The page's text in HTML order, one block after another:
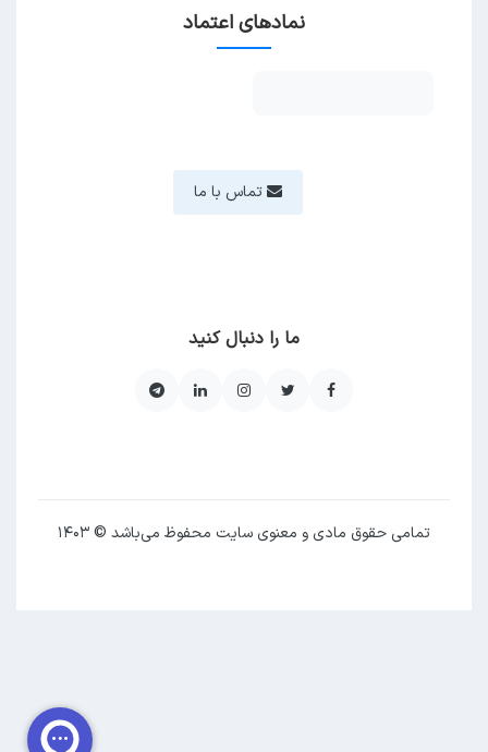
نمادهای اعتماد
تماس با ما
ما را دنبال کنید
تمامی حقوق مادی و معنوی سایت محفوظ می‌باشد © ۱۴۰۳